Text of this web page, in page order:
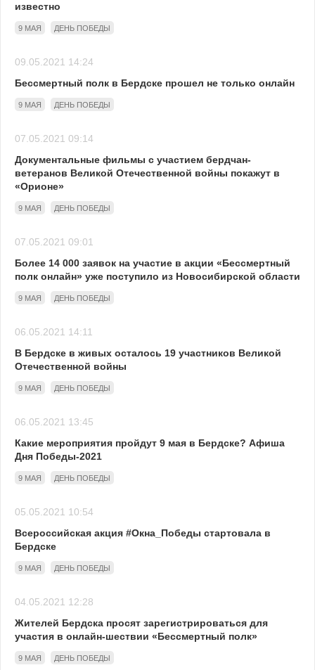
известно
9 МАЯ ДЕНЬ ПОБЕДЫ
09.05.2021 14:24
Бессмертный полк в Бердске прошел не только онлайн
9 МАЯ ДЕНЬ ПОБЕДЫ
07.05.2021 09:14
Документальные фильмы с участием бердчан-
ветеранов Великой Отечественной войны покажут в
«Орионе»
9 МАЯ ДЕНЬ ПОБЕДЫ
07.05.2021 09:01
Более 14 000 заявок на участие в акции «Бессмертный
полк онлайн» уже поступило из Новосибирской области
9 МАЯ ДЕНЬ ПОБЕДЫ
06.05.2021 14:11
В Бердске в живых осталось 19 участников Великой
Отечественной войны
9 МАЯ ДЕНЬ ПОБЕДЫ
06.05.2021 13:45
Какие мероприятия пройдут 9 мая в Бердске? Афиша
Дня Победы-2021
9 МАЯ ДЕНЬ ПОБЕДЫ
05.05.2021 10:54
Всероссийская акция #Окна_Победы стартовала в
Бердске
9 МАЯ ДЕНЬ ПОБЕДЫ
04.05.2021 12:28
Жителей Бердска просят зарегистрироваться для
участия в онлайн-шествии «Бессмертный полк»
9 МАЯ ДЕНЬ ПОБЕДЫ